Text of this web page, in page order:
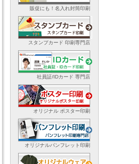
販促にも！名入れ封筒印刷
スタンプカード 印刷専門店
社員証/IDカード 専門店
オリジナル ポスター印刷
オリジナルパンフレット印刷